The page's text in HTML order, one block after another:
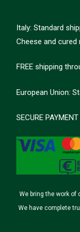
Italy: Standard
Cheese and cured
FREE shipping
European Union:
SECURE
We bring the work of
We have complete